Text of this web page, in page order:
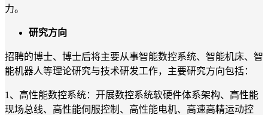
力。
研究方向
招聘的博士、博士后将主要从事智能数控系统、智能机床、智
能机器人等理论研究与技术研发工作，主要研究方向包括：
1、高性能数控系统：开展数控系统软硬件体系架构、高性能
现场总线、高性能伺服控制、高性能电机、高速高精运动控